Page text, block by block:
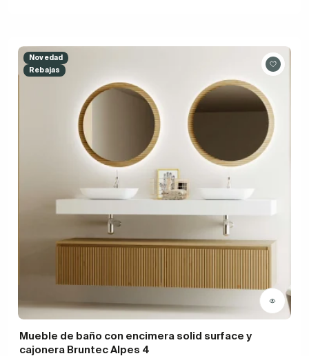
Novedad
Rebajas
Mueble de baño con encimera solid surface y
cajonera Bruntec Alpes 4